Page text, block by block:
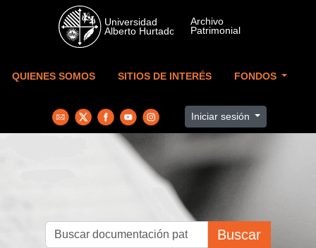
Skip to main content
QUIENES SOMOS SITIOS DE INTERÉS FONDOS
Iniciar sesión
Buscar